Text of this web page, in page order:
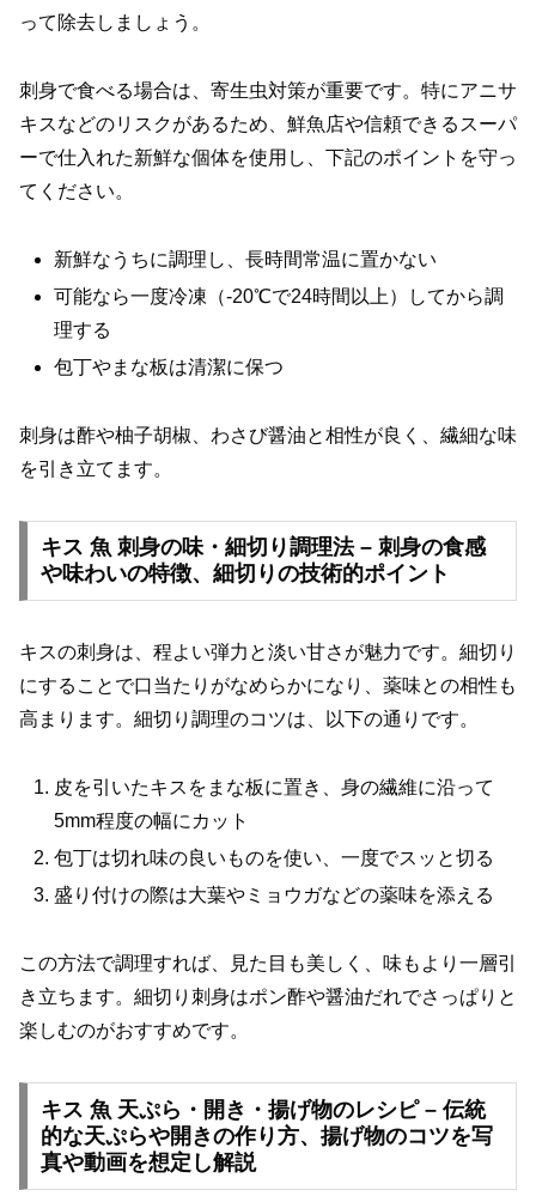
って除去しましょう。
刺身で食べる場合は、寄生虫対策が重要です。特にアニサ
キスなどのリスクがあるため、鮮魚店や信頼できるスーパ
ーで仕入れた新鮮な個体を使用し、下記のポイントを守っ
てください。
新鮮なうちに調理し、長時間常温に置かない
可能なら一度冷凍（-20℃で24時間以上）してから調
理する
包丁やまな板は清潔に保つ
刺身は酢や柚子胡椒、わさび醤油と相性が良く、繊細な味
を引き立てます。
キス 魚 刺身の味・細切り調理法 – 刺身の食感
や味わいの特徴、細切りの技術的ポイント
キスの刺身は、程よい弾力と淡い甘さが魅力です。細切り
にすることで口当たりがなめらかになり、薬味との相性も
高まります。細切り調理のコツは、以下の通りです。
皮を引いたキスをまな板に置き、身の繊維に沿って
5mm程度の幅にカット
包丁は切れ味の良いものを使い、一度でスッと切る
盛り付けの際は大葉やミョウガなどの薬味を添える
この方法で調理すれば、見た目も美しく、味もより一層引
き立ちます。細切り刺身はポン酢や醤油だれでさっぱりと
楽しむのがおすすめです。
キス 魚 天ぷら・開き・揚げ物のレシピ – 伝統
的な天ぷらや開きの作り方、揚げ物のコツを写
真や動画を想定し解説